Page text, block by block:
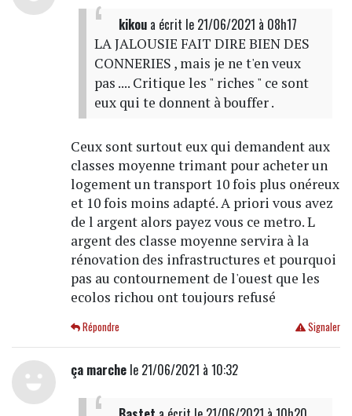
kikoua écrit le 21/06/2021 à 08h17
LA JALOUSIE FAIT DIRE BIEN DES
CONNERIES , mais je ne t'en veux
pas .... Critique les " riches " ce sont
eux qui te donnent à bouffer .
Ceux sont surtout eux qui demandent aux
classes moyenne trimant pour acheter un
logement un transport 10 fois plus onéreux
et 10 fois moins adapté. A priori vous avez
de l argent alors payez vous ce metro. L
argent des classe moyenne servira à la
rénovation des infrastructures et pourquoi
pas au contournement de l'ouest que les
ecolos richou ont toujours refusé
Signaler
Répondre
ça marchele 21/06/2021 à 10:32